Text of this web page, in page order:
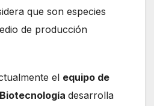
que son especies
de producción
el equipo de
desarrolla